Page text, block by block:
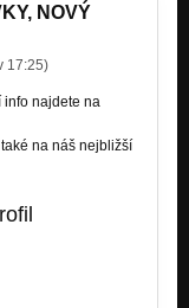
NOVÝ
17:25)
info najdete na
na náš nejbližší